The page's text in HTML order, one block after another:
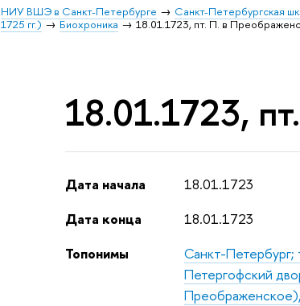
НИУ ВШЭ в Санкт-Петербурге Санкт-Петербургская
1725 гг.)
Биохроника 18.01.1723, пт. П. в
18.01.1723,
Дата начала
18.01.1723
Дата конца
18.01.1723
Топонимы
Санкт-
Петергофский